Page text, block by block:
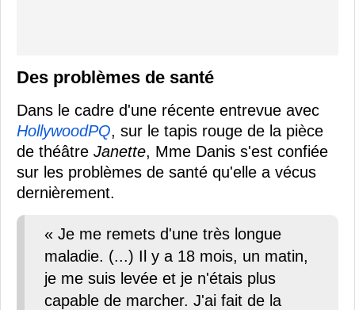
Des problèmes de santé
Dans le cadre d'une récente entrevue avec
HollywoodPQ, sur le tapis rouge de la pièce
de théâtre Janette, Mme Danis s'est confiée
sur les problèmes de santé qu'elle a vécus
dernièrement.
« Je me remets d'une très longue
maladie. (...) Il y a 18 mois, un matin,
je me suis levée et je n'étais plus
capable de marcher. J'ai fait de la